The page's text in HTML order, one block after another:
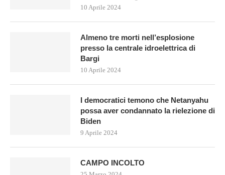
10 Aprile 2024
Almeno tre morti nell’esplosione
presso la centrale idroelettrica di
Bargi
10 Aprile 2024
I democratici temono che Netanyahu
possa aver condannato la rielezione di
Biden
9 Aprile 2024
CAMPO INCOLTO